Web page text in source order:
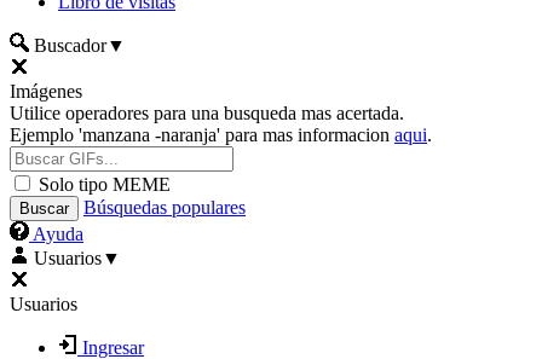
Buscador▼
Imágenes
Utilice operadores para una busqueda mas acertada.
Ejemplo 'manzana -naranja' para mas informacion aqui.
Solo tipo MEME
Búsquedas populares
Ayuda
Usuarios▼
Usuarios
Ingresar